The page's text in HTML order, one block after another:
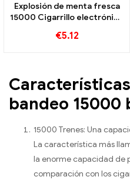
Explosión de menta fresca
15000 Cigarrillo electrónico
experiencia de sabor
€5.12
bandeo 15000
15000 Trenes: Una
La característica más
la enorme capacidad de
comparación con los